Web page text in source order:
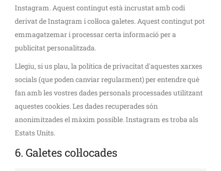
Instagram. Aquest contingut està incrustat amb codi
derivat de Instagram i col·loca galetes. Aquest contingut pot
emmagatzemar i processar certa informació per a
publicitat personalitzada.
Llegiu, si us plau, la política de privacitat d'aquestes xarxes
socials (que poden canviar regularment) per entendre què
fan amb les vostres dades personals processades utilitzant
aquestes cookies. Les dades recuperades són
anonimitzades el màxim possible. Instagram es troba als
Estats Units.
6. Galetes col·locades